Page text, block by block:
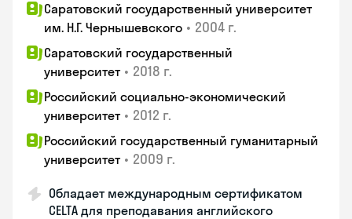
Саратовский государственный университет
им. Н.Г. Чернышевского • 2004 г.
Саратовский государственный
университет • 2018 г.
Российский социально-экономический
университет • 2012 г.
Российский государственный гуманитарный
университет • 2009 г.
Обладает международным сертификатом
CELTA для преподавания английского